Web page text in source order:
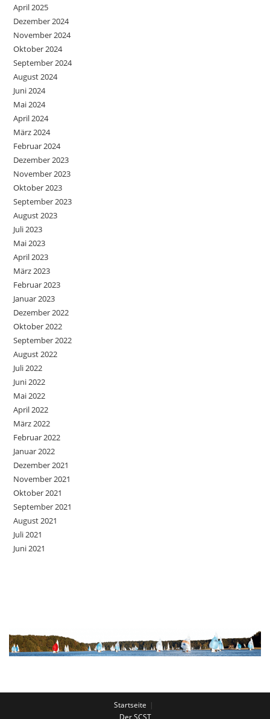
April 2025
Dezember 2024
November 2024
Oktober 2024
September 2024
August 2024
Juni 2024
Mai 2024
April 2024
März 2024
Februar 2024
Dezember 2023
November 2023
Oktober 2023
September 2023
August 2023
Juli 2023
Mai 2023
April 2023
März 2023
Februar 2023
Januar 2023
Dezember 2022
Oktober 2022
September 2022
August 2022
Juli 2022
Juni 2022
Mai 2022
April 2022
März 2022
Februar 2022
Januar 2022
Dezember 2021
November 2021
Oktober 2021
September 2021
August 2021
Juli 2021
Juni 2021
Startseite
Der SCST